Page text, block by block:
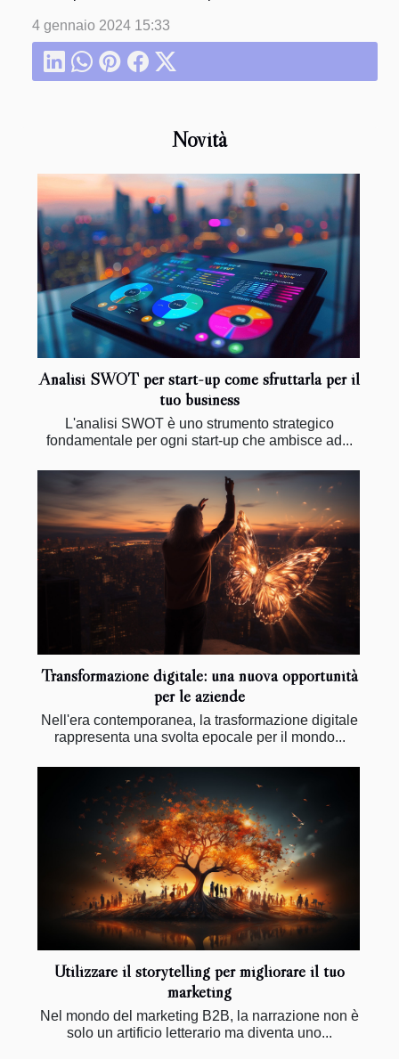
Novità
Analisi SWOT per start-up come sfruttarla per il
tuo business
L'analisi SWOT è uno strumento strategico
fondamentale per ogni start-up che ambisce ad...
Transformazione digitale: una nuova opportunità
per le aziende
Nell'era contemporanea, la trasformazione digitale
rappresenta una svolta epocale per il mondo...
Utilizzare il storytelling per migliorare il tuo
marketing
Nel mondo del marketing B2B, la narrazione non è
solo un artificio letterario ma diventa uno...
4 gennaio 2024 15:33